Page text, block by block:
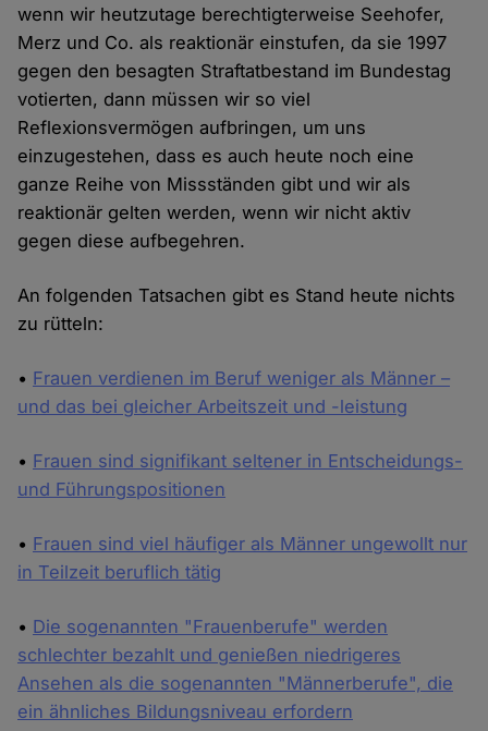
wenn wir heutzutage berechtigterweise Seehofer,
Merz und Co. als reaktionär einstufen, da sie 1997
gegen den besagten Straftatbestand im Bundestag
votierten, dann müssen wir so viel
Reflexionsvermögen aufbringen, um uns
einzugestehen, dass es auch heute noch eine
ganze Reihe von Missständen gibt und wir als
reaktionär gelten werden, wenn wir nicht aktiv
gegen diese aufbegehren.
An folgenden Tatsachen gibt es Stand heute nichts
zu rütteln:
• Frauen verdienen im Beruf weniger als Männer –
und das bei gleicher Arbeitszeit und -leistung
• Frauen sind signifikant seltener in Entscheidungs-
und Führungspositionen
• Frauen sind viel häufiger als Männer ungewollt nur
in Teilzeit beruflich tätig
• Die sogenannten "Frauenberufe" werden
schlechter bezahlt und genießen niedrigeres
Ansehen als die sogenannten "Männerberufe", die
ein ähnliches Bildungsniveau erfordern